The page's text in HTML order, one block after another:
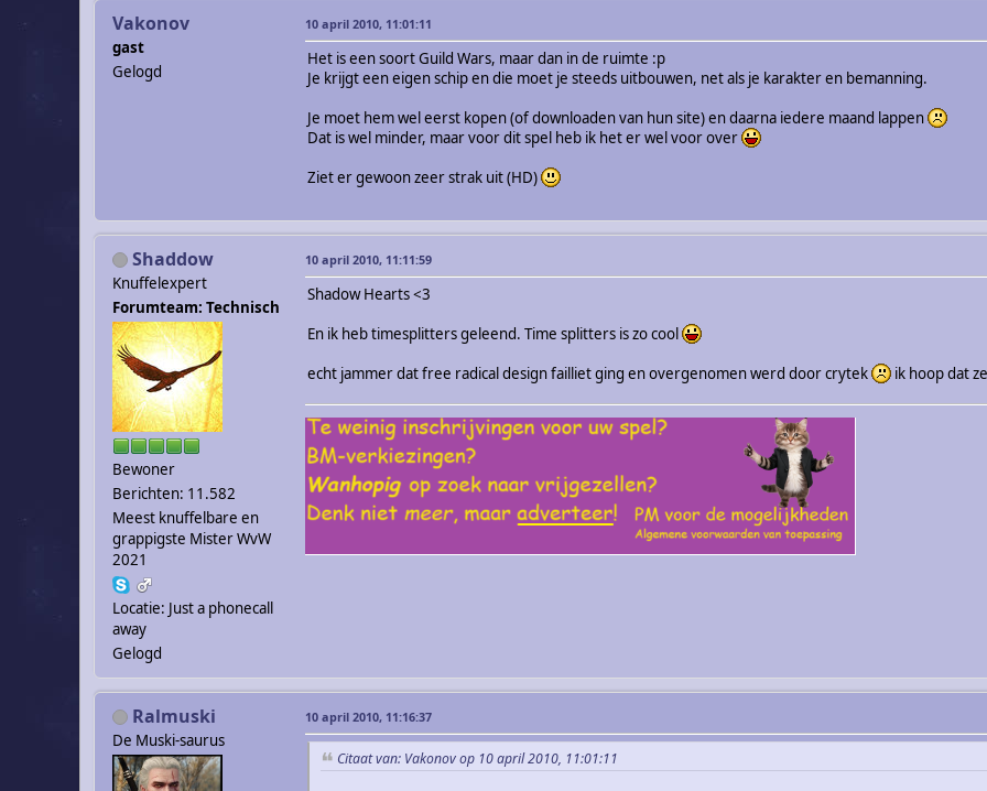
Vakonov
gast
Gelogd
10 april 2010, 11:01:11
Het is een soort Guild Wars, maar dan in de ruimte :p
Je krijgt een eigen schip en die moet je steeds uitbouwen, net als je karakter en bemanning.
Je moet hem wel eerst kopen (of downloaden van hun site) en daarna iedere maand lappen
Dat is wel minder, maar voor dit spel heb ik het er wel voor over
Ziet er gewoon zeer strak uit (HD)
Shaddow
Knuffelexpert
Forumteam: Technisch
Bewoner
Berichten: 11.582
Meest knuffelbare en
grappigste Mister WvW
2021
Locatie: Just a phonecall
away
Gelogd
10 april 2010, 11:11:59
Shadow Hearts <3
En ik heb timesplitters geleend. Time splitters is zo cool
echt jammer dat free radical design failliet ging en overgenomen werd door crytek
ik hoop dat
Ralmuski
De Muski-saurus
10 april 2010, 11:16:37
Citaat van: Vakonov op 10 april 2010, 11:01:11